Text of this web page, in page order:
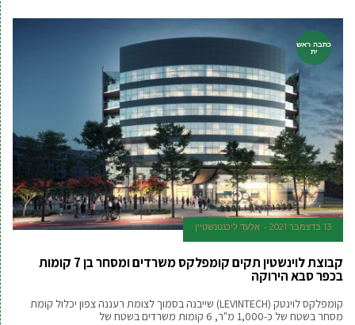
כתבה ראש
ית
13 בדצמבר 2021 אלעד ליכנטנשטיין
קבוצת לוינשטין תקים קומפלקס משרדים ומסחר בן 7 קומות
בכפר סבא הירוקה
קומפלקס לוינטק (LEVINTECH) שייבנה בסמוך לצומת רעננה צפון יכלול קומת
מסחר בשטח של כ-1,000 מ"ר, 6 קומות משרדים בשטח של